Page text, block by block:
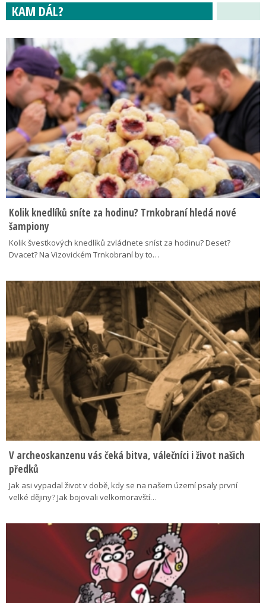
KAM DÁL?
Kolik knedlíků sníte za hodinu? Trnkobraní hledá nové
šampiony
Kolik švestkových knedlíků zvládnete sníst za hodinu? Deset?
Dvacet? Na Vizovickém Trnkobraní by to…
V archeoskanzenu vás čeká bitva, válečníci i život našich
předků
Jak asi vypadal život v době, kdy se na našem území psaly první
velké dějiny? Jak bojovali velkomoravští…